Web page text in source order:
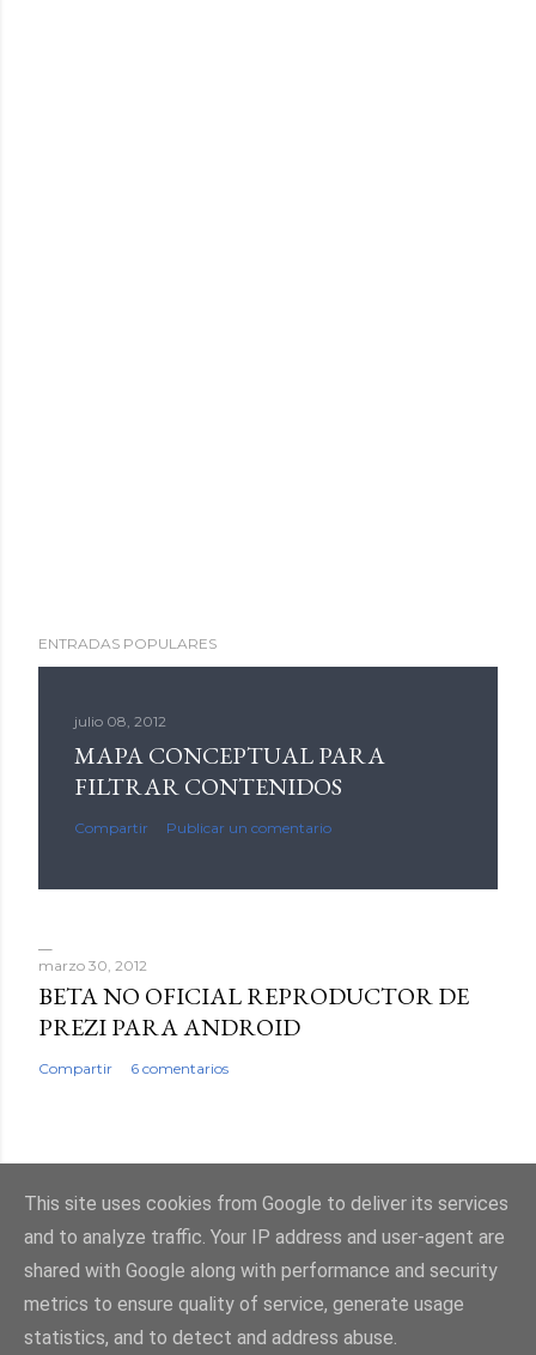
ENTRADAS POPULARES
julio 08, 2012
MAPA CONCEPTUAL PARA
FILTRAR CONTENIDOS
Compartir Publicar un comentario
marzo 30, 2012
BETA NO OFICIAL REPRODUCTOR DE
PREZI PARA ANDROID
Compartir 6 comentarios
Con la tecnología de Blogger
This site uses cookies from Google to deliver its services
and to analyze traffic. Your IP address and user-agent are
shared with Google along with performance and security
metrics to ensure quality of service, generate usage
statistics, and to detect and address abuse.